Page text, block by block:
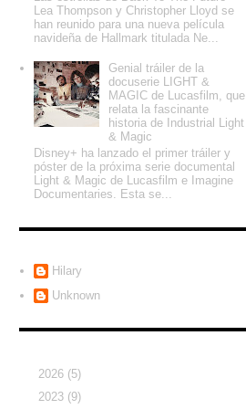
Lea Thompson y Christopher Lloyd se
han reunido para una nueva película
navideña de Hallmark titulada Ne...
Genial tráiler de la
docuserie LIGHT &
MAGIC de Lucasfilm, que
relata la fascinante
historia de Industrial Light
& Magic
Disney+ ha lanzado el primer tráiler y
póster de la próxima serie documental
Light & Magic de Lucasfilm e Imagine
Documentaries. Esta se...
Hilary
Unknown
2026 (5)
2023 (9)